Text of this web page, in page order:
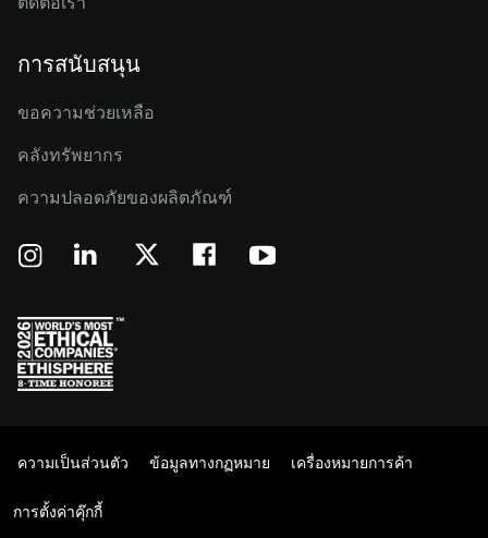
การสนับสนุน
ขอความช่วยเหลือ
คลังทรัพยากร
ความปลอดภัยของผลิตภัณฑ์
ความเป็นส่วนตัว ข้อมูลทางกฏหมาย เครื่องหมายการค้า
การตั้งค่าคุ๊กกี้